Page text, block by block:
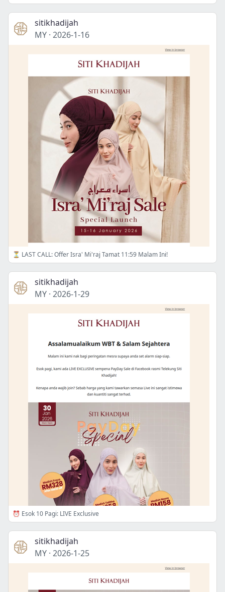
sitikhadijah
MY · 2026-1-16
⏳ LAST CALL: Offer Isra' Mi'raj Tamat 11:59 Malam Ini!
sitikhadijah
MY · 2026-1-29
⏰ Esok 10 Pagi: LIVE Exclusive
sitikhadijah
MY · 2026-1-25